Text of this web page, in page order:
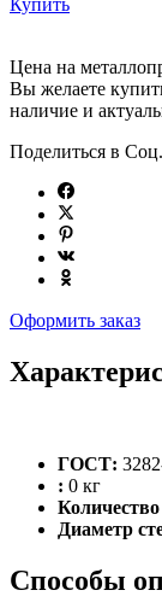
Купить
Цена на
Вы желаете
наличие и
Поделиться в Соц.
Оформить заказ
ГОСТ:
: 0 кг
Диаметр
Способы